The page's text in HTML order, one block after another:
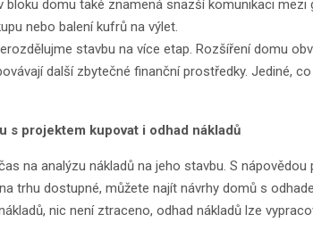
domu také znamená snazší komunikaci mezi
nebo balení kufrů na výlet.
stavbu na více etap. Rozšíření domu
další zbytečné finanční prostředky. Jediné,
s projektem kupovat i odhad nákladů
na analýzu nákladů na jeho stavbu. S nápovědou
trhu dostupné, můžete najít návrhy domů s
nic není ztraceno, odhad nákladů lze